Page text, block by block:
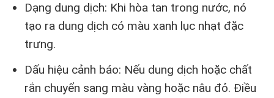
Dạng dung dịch: Khi hòa tan trong nước, nó
tạo ra dung dịch có màu xanh lục nhạt đặc
trưng.
Dấu hiệu cảnh báo: Nếu dung dịch hoặc chất
rắn chuyển sang màu vàng hoặc nâu đỏ. Điều